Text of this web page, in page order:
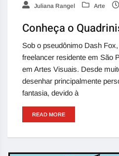
Juliana Rangel Arte
Conheça o
Sob o pseudônimo Dash
freelancer residente em São
em Artes Visuais. Desde
desenhar principalmente
fantasia, devido à
READ MORE